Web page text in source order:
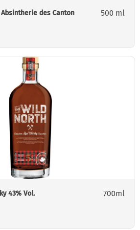
des Canton 500 ml
43% Vol. 700ml